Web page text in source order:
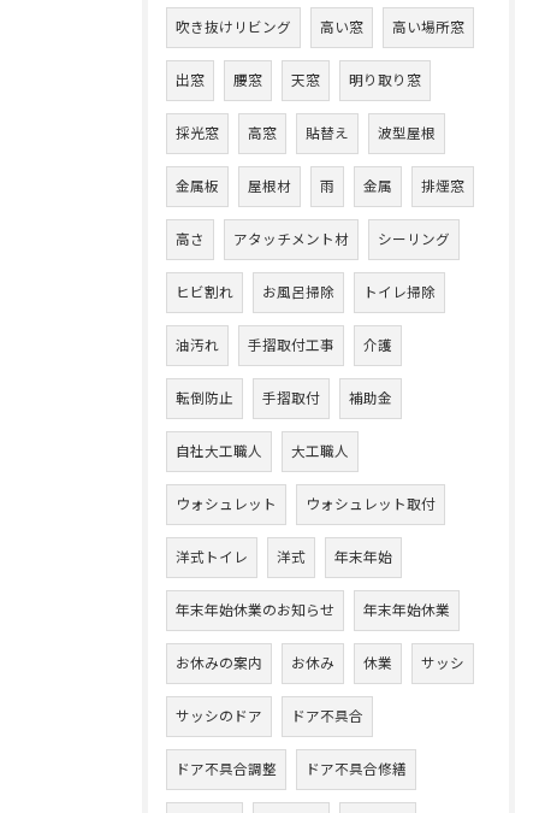
吹き抜けリビング 高い窓 高い場所窓
出窓 腰窓 天窓 明り取り窓
採光窓 高窓 貼替え 波型屋根
金属板 屋根材 雨 金属 排煙窓
高さ アタッチメント材 シーリング
ヒビ割れ お風呂掃除 トイレ掃除
油汚れ 手摺取付工事 介護
転倒防止 手摺取付 補助金
自社大工職人 大工職人
ウォシュレット ウォシュレット取付
洋式トイレ 洋式 年末年始
年末年始休業のお知らせ 年末年始休業
お休みの案内 お休み 休業 サッシ
サッシのドア ドア不具合
ドア不具合調整 ドア不具合修繕